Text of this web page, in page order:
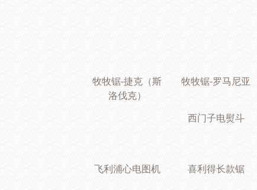
牧牧锯-捷克（斯
洛伐克）
牧牧锯-罗马尼亚
西门子电熨斗
飞利浦心电图机 喜利得长款锯